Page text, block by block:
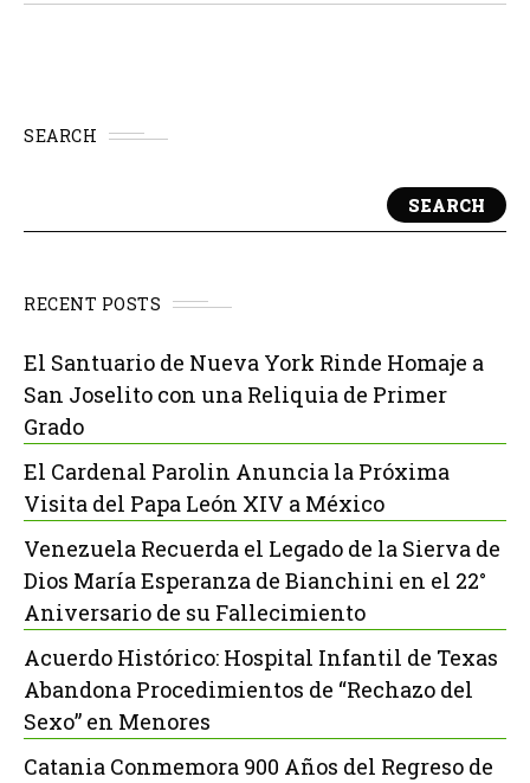
SEARCH
SEARCH
RECENT POSTS
El Santuario de Nueva York Rinde Homaje a
San Joselito con una Reliquia de Primer
Grado
El Cardenal Parolin Anuncia la Próxima
Visita del Papa León XIV a México
Venezuela Recuerda el Legado de la Sierva de
Dios María Esperanza de Bianchini en el 22°
Aniversario de su Fallecimiento
Acuerdo Histórico: Hospital Infantil de Texas
Abandona Procedimientos de “Rechazo del
Sexo” en Menores
Catania Conmemora 900 Años del Regreso de